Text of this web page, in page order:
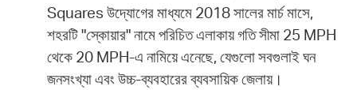
Squares উদ্যোগের মাধ্যমে 2018 সালের মার্চ মাসে,
শহরটি "স্কোয়ার" নামে পরিচিত এলাকায় গতি সীমা 25 MPH
থেকে 20 MPH-এ নামিয়ে এনেছে, যেগুলো সবগুলাই ঘন
জনসংখ্যা এবং উচ্চ-ব্যবহারের ব্যবসায়িক জেলায়।